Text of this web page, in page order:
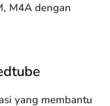
M4A dengan
yang membantu